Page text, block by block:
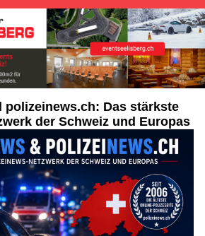
polizeinews.ch: Das stärkste
der Schweiz und Europas